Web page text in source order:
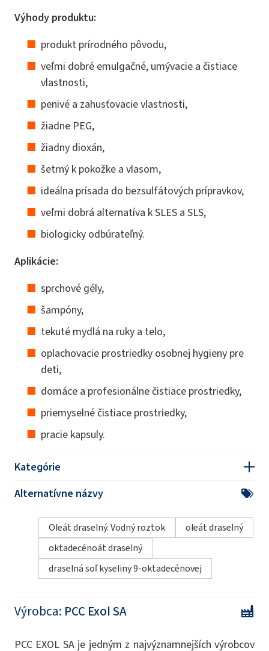
Výhody produktu:
produkt prírodného pôvodu,
veľmi dobré emulgačné, umývacie a čistiace
vlastnosti,
penivé a zahusťovacie vlastnosti,
žiadne PEG,
žiadny dioxán,
šetrný k pokožke a vlasom,
ideálna prísada do bezsulfátových prípravkov,
veľmi dobrá alternatíva k SLES a SLS,
biologicky odbúrateľný.
Aplikácie:
sprchové gély,
šampóny,
tekuté mydlá na ruky a telo,
oplachovacie prostriedky osobnej hygieny pre
deti,
domáce a profesionálne čistiace prostriedky,
priemyselné čistiace prostriedky,
pracie kapsuly.
Kategórie
Alternatívne názvy
Oleát draselný. Vodný roztok
oleát draselný
oktadecénoát draselný
draselná soľ kyseliny 9-oktadecénovej
Výrobca: PCC Exol SA
PCC EXOL SA je jedným z najvýznamnejších výrobcov